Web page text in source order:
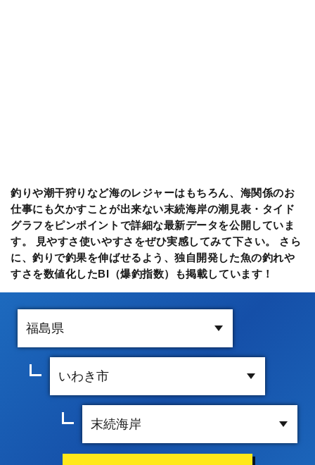
釣りや潮干狩りなど海のレジャーはもちろん、海関係のお
仕事にも欠かすことが出来ない末続海岸の潮見表・タイド
グラフをピンポイントで詳細な最新データを公開していま
す。 見やすさ使いやすさをぜひ実感してみて下さい。 さら
に、釣りで釣果を伸ばせるよう、独自開発した魚の釣れや
すさを数値化したBI（爆釣指数）も掲載しています！